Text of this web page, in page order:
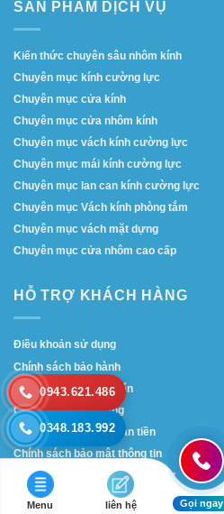
SẢN PHẨM DỊCH VỤ
Kiến thức chuyên sâu nhôm kính
Chuyên mục kính cường lực
Chuyên mục cửa kính
Chuyên mục cửa nhôm kính
Chuyên mục vách kính cường lực
Chuyên mục mái kính cường lực
Chuyên mục lan can kính cường lực
Chuyên mục Vách kính phòng tắm
Chuyên mục vách mặt dựng
Chuyên mục cửa nhôm cao cấp
HỖ TRỢ KHÁCH HÀNG
Điều khoản sử dụng
Chính sách bảo hành
Chính sách vận chuyển
Chính sách mua hàng
Chính sách đổi trả hoàn tiền
Chính sách bảo mật thông tin
Chính sách tuyển dụng nhân sự
0943.621.486
0348.183.992
Menu liên hệ Gọi ngay